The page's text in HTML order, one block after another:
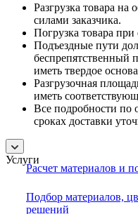
Разгрузка товара на
силами заказчика.
Погрузка товара при
Подъездные пути
беспрепятственный
иметь твердое
Разгрузочная
иметь
Все подробности по
сроках доставки
Услуги
Расчет материалов и
Подбор материалов,
решений